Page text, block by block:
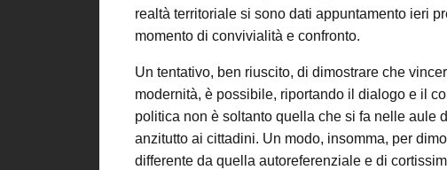
realtà territoriale si sono dati appuntamento ieri
momento di convivialità e confronto.
Un tentativo, ben riuscito, di dimostrare che
modernità, è possibile, riportando il dialogo e il
politica non è soltanto quella che si fa nelle aule
anzitutto ai cittadini. Un modo, insomma, per
differente da quella autoreferenziale e di